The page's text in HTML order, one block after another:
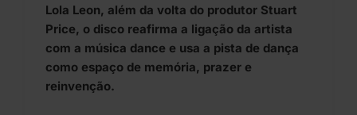
Lola Leon, além da volta do produtor Stuart
Price, o disco reafirma a ligação da artista
com a música dance e usa a pista de dança
como espaço de memória, prazer e
reinvenção.